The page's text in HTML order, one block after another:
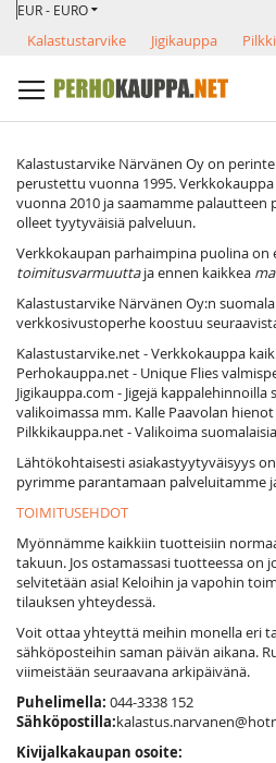
Skip
Content
VALUUTTA
EUR - EURO
Kalastustarvike Jigikauppa
Kalastustarvike Närvänen Oy on
perustettu vuonna 1995.
vuonna 2010 ja saamamme palautteen
olleet tyytyväisiä palveluun.
Verkkokaupan parhaimpina puolina on
toimitusvarmuuttaja ennen kaikkea
Kalastustarvike Närvänen Oy:n
verkkosivustoperhe koostuu
Kalastustarvike.net - Verkkokauppa
Perhokauppa.net - Unique Flies
Jigikauppa.com - Jigejä
valikoimassa mm. Kalle Paavolan
Pilkkikauppa.net - Valikoima
Lähtökohtaisesti asiakastyytyväisyys
pyrimme parantamaan palveluitamme
TOIMITUSEHDOT
Myönnämme kaikkiin tuotteisiin
takuun. Jos ostamassasi tuotteessa on
selvitetään asia! Keloihin ja vapohin
tilauksen yhteydessä.
Voit ottaa yhteyttä meihin monella eri
sähköposteihin saman päivän aikana.
viimeistään seuraavana arkipäivänä.
Puhelimella: 044-3338 152
Sähköpostilla:
Kivijalkakaupan osoite: